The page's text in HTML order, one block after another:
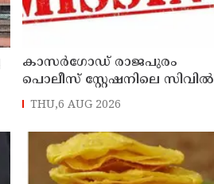
കാസർഗോഡ് രാജപുരം
പൊലീസ് സ്റ്റേഷനിലെ സിവില്‍
പൊലീസ് ഓഫീസാറെ
കാണാനില്ലെന്ന് പരാതി
THU,6 AUG 2026